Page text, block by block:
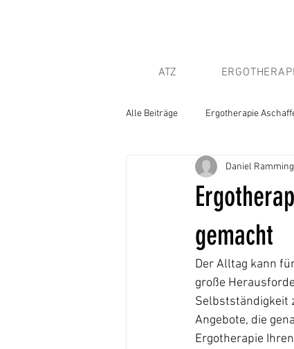
ATZ
Alle Beiträge Ergotherapie
gemacht
Daniel Ramming
Der Alltag kann
große
Selbstständigkeit
Angebote, die
Ergotherapie